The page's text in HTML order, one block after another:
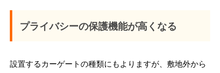
プライバシーの保護機能が高くなる
設置するカーゲートの種類にもよりますが、敷地外から